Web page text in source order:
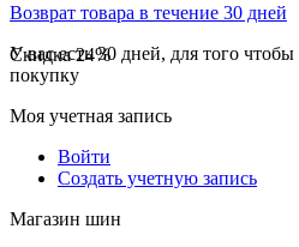
Скидка24%
Возврат товара в течение 30 дней
У вас есть 30 дней, для того
покупку
Моя учетная запись
Войти
Создать учетную запись
Магазин шин